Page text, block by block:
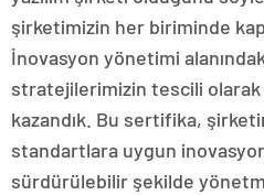
şirketimizin her biriminde
İnovasyon yönetimi
stratejilerimizin tescili olarak
kazandık. Bu sertifika,
standartlara uygun
sürdürülebilir şekilde